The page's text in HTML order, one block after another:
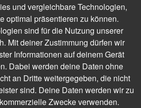
und vergleichbare Technologien,
optimal präsentieren zu können.
sind für die Nutzung unserer
Mit deiner Zustimmung dürfen wir
Informationen auf deinem Gerät
Dabei werden deine Daten ohne
an Dritte weitergegeben, die nicht
sind. Deine Daten werden wir zu
Zwecke verwenden.